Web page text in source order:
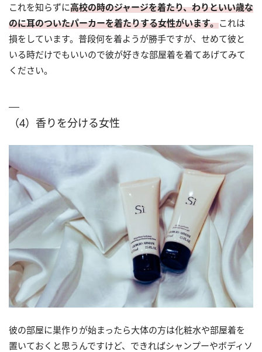
これを知らずに高校の時のジャージを着たり、わりといい歳な
のに耳のついたパーカーを着たりする女性がいます。これは
損をしています。普段何を着ようが勝手ですが、せめて彼と
いる時だけでもいいので彼が好きな部屋着を着てあげてみて
ください。
（4）香りを分ける女性
彼の部屋に巣作りが始まったら大体の方は化粧水や部屋着を
置いておくと思うんですけど、できればシャンプーやボディソ